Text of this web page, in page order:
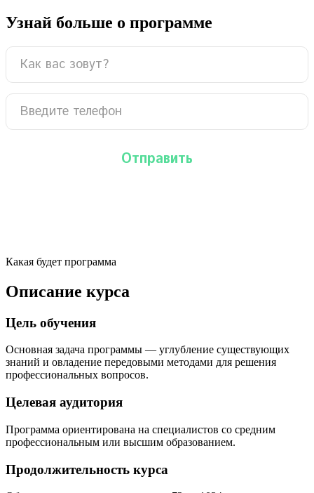
Узнай больше о программе
Какая будет программа
Описание курса
Цель обучения
Основная задача программы — углубление существующих
знаний и овладение передовыми методами для решения
профессиональных вопросов.
Целевая аудитория
Программа ориентирована на специалистов со средним
профессиональным или высшим образованием.
Продолжительность курса